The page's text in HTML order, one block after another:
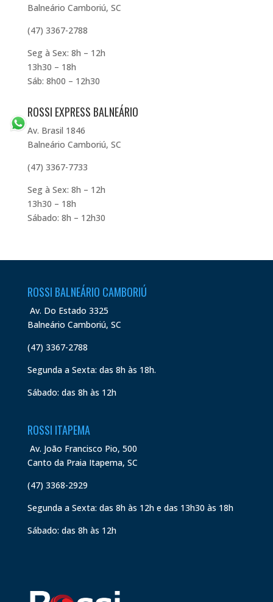
Balneário Camboriú, SC
(47) 3367-2788
Seg à Sex: 8h – 12h
13h30 – 18h
Sáb: 8h00 – 12h30
ROSSI EXPRESS BALNEÁRIO
Av. Brasil 1846
Balneário Camboriú, SC
(47) 3367-7733
Seg à Sex: 8h – 12h
13h30 – 18h
Sábado: 8h – 12h30
ROSSI BALNEÁRIO CAMBORIÚ
Av. Do Estado 3325
Balneário Camboriú, SC
(47) 3367-2788
Segunda a Sexta: das 8h às 18h.
Sábado: das 8h às 12h
ROSSI ITAPEMA
Av. João Francisco Pio, 500
Canto da Praia Itapema, SC
(47) 3368-2929
Segunda a Sexta: das 8h às 12h e das 13h30 às 18h
Sábado: das 8h às 12h